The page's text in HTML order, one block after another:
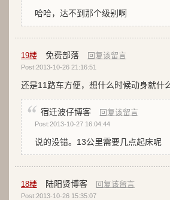
哈哈，达不到那个级别啊
19楼 免费部落 回复该留言
Post:2013-10-26 21:16:51
还是11路车方便，想什么时候动身就什
宿迁波仔博客 回复该留言
Post:2013-10-27 16:04:44
说的没错。13公里需要几点起床呢
18楼 陆阳贤博客 回复该留言
Post:2013-10-26 15:35:07